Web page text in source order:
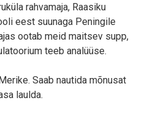
rahvamaja, Raasiku
eest suunaga Peningile
ootab meid maitsev supp,
teeb analüüse.
Saab nautida mõnusat
laulda.